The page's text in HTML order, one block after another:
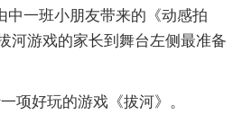
中一班小朋友带来的《动感拍
河游戏的家长到舞台左侧最准备
项好玩的游戏《拔河》。